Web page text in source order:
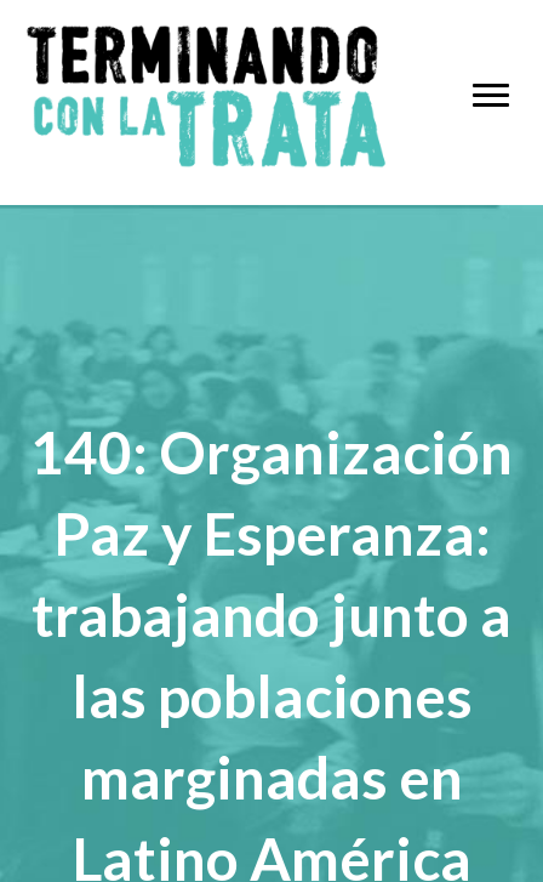
140: Organización
Paz y Esperanza:
trabajando junto a
las poblaciones
marginadas en
Latino América